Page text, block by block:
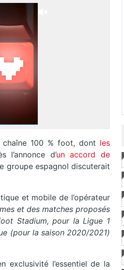
100 % foot, dont les
l’annonce d’un accord de
groupe espagnol discuterait
et mobile de l’opérateur
et des matches proposés
Stadium, pour la Ligue 1
(pour la saison 2020/2021)
exclusivité l’essentiel de la